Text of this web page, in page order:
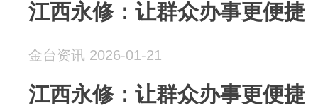
江西永修：让群众办事更便捷
金台资讯 2026-01-21
江西永修：让群众办事更便捷